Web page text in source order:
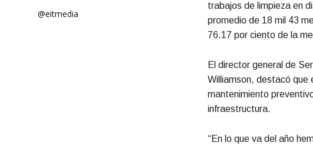
@eitmedia
trabajos de limpieza en
promedio de 18 mil 43
76.17 por ciento de la
El director general de
Williamson, destacó que
mantenimiento
infraestructura.
“En lo que va del año